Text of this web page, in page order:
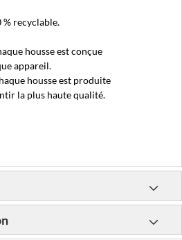
% recyclable.
housse est conçue
appareil.
housse est produite
la plus haute qualité.